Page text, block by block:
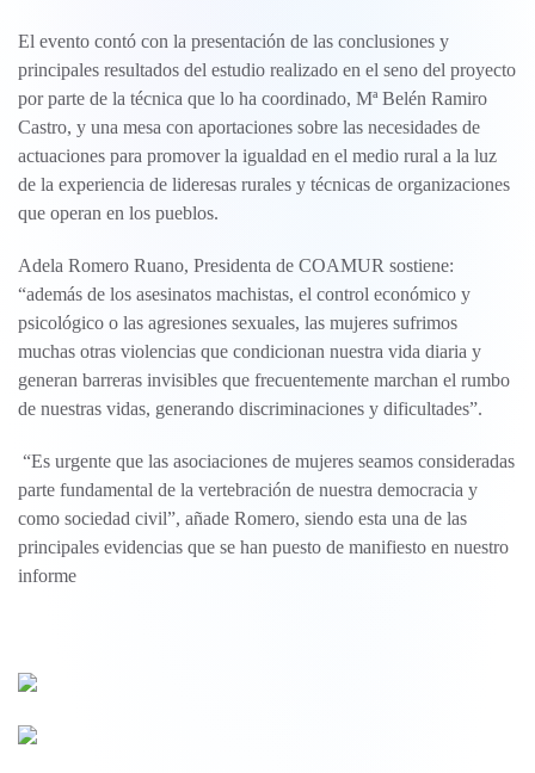
El evento contó con la presentación de las conclusiones y
principales resultados del estudio realizado en el seno del proyecto
por parte de la técnica que lo ha coordinado, Mª Belén Ramiro
Castro, y una mesa con aportaciones sobre las necesidades de
actuaciones para promover la igualdad en el medio rural a la luz
de la experiencia de lideresas rurales y técnicas de organizaciones
que operan en los pueblos.
Adela Romero Ruano, Presidenta de COAMUR sostiene:
“además de los asesinatos machistas, el control económico y
psicológico o las agresiones sexuales, las mujeres sufrimos
muchas otras violencias que condicionan nuestra vida diaria y
generan barreras invisibles que frecuentemente marchan el rumbo
de nuestras vidas, generando discriminaciones y dificultades”.
“Es urgente que las asociaciones de mujeres seamos consideradas
parte fundamental de la vertebración de nuestra democracia y
como sociedad civil”, añade Romero, siendo esta una de las
principales evidencias que se han puesto de manifiesto en nuestro
informe